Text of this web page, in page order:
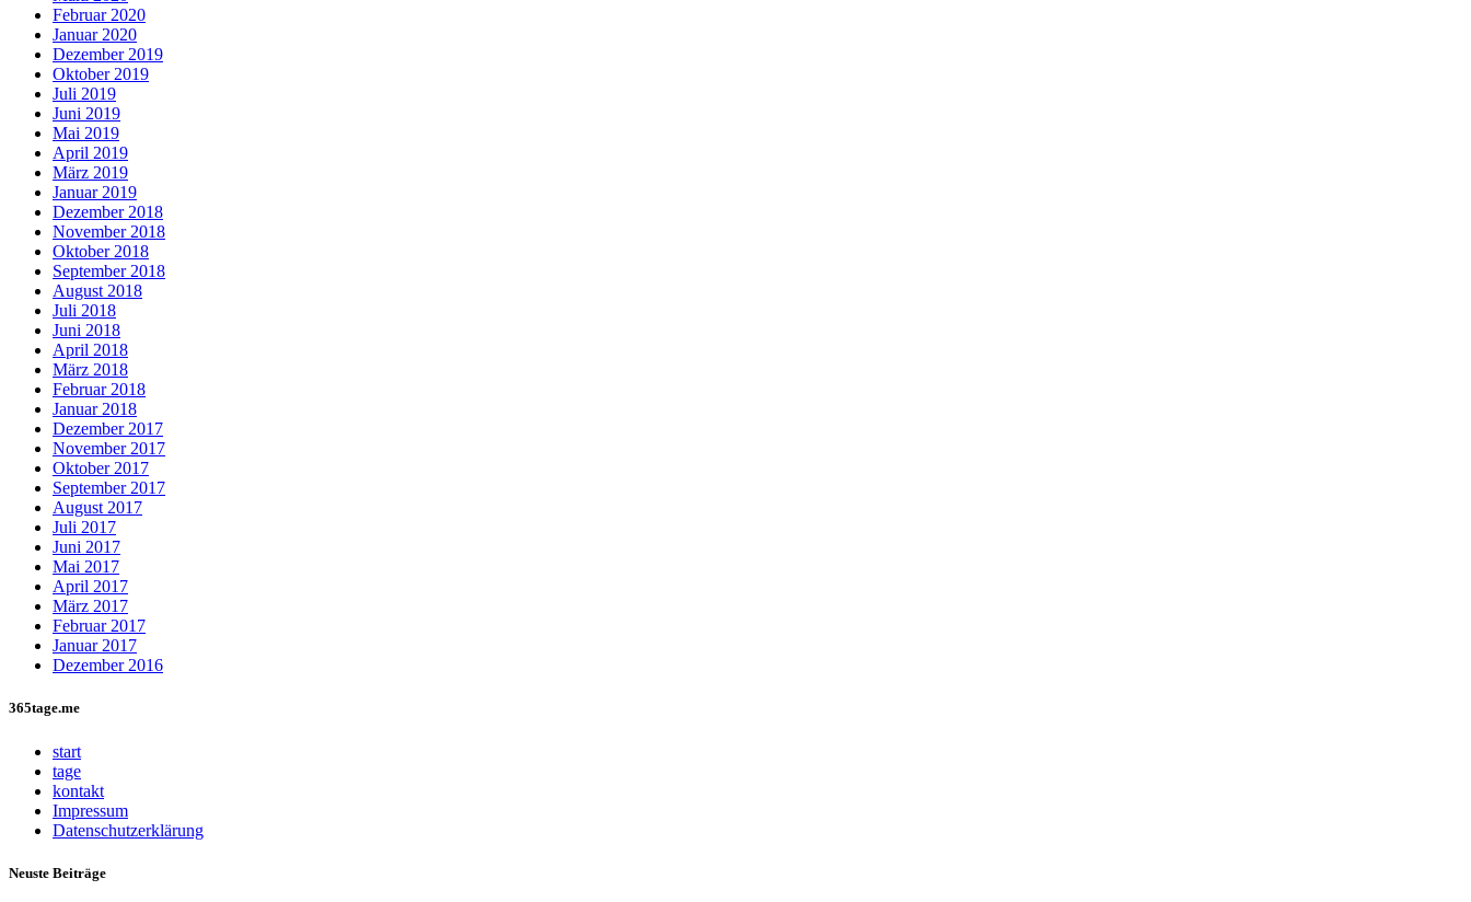
Februar 2020
Januar 2020
Dezember 2019
Oktober 2019
Juli 2019
Juni 2019
Mai 2019
April 2019
März 2019
Januar 2019
Dezember 2018
November 2018
Oktober 2018
September 2018
August 2018
Juli 2018
Juni 2018
April 2018
März 2018
Februar 2018
Januar 2018
Dezember 2017
November 2017
Oktober 2017
September 2017
August 2017
Juli 2017
Juni 2017
Mai 2017
April 2017
März 2017
Februar 2017
Januar 2017
Dezember 2016
365tage.me
start
tage
kontakt
Impressum
Datenschutzerklärung
Neuste Beiträge